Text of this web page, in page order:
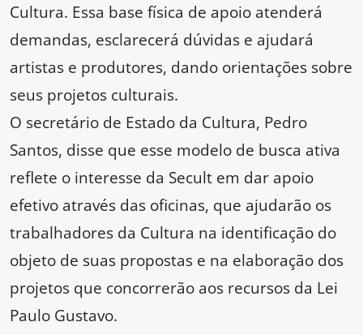
Cultura. Essa base física de apoio atenderá
demandas, esclarecerá dúvidas e ajudará
artistas e produtores, dando orientações sobre
seus projetos culturais.
O secretário de Estado da Cultura, Pedro
Santos, disse que esse modelo de busca ativa
reflete o interesse da Secult em dar apoio
efetivo através das oficinas, que ajudarão os
trabalhadores da Cultura na identificação do
objeto de suas propostas e na elaboração dos
projetos que concorrerão aos recursos da Lei
Paulo Gustavo.